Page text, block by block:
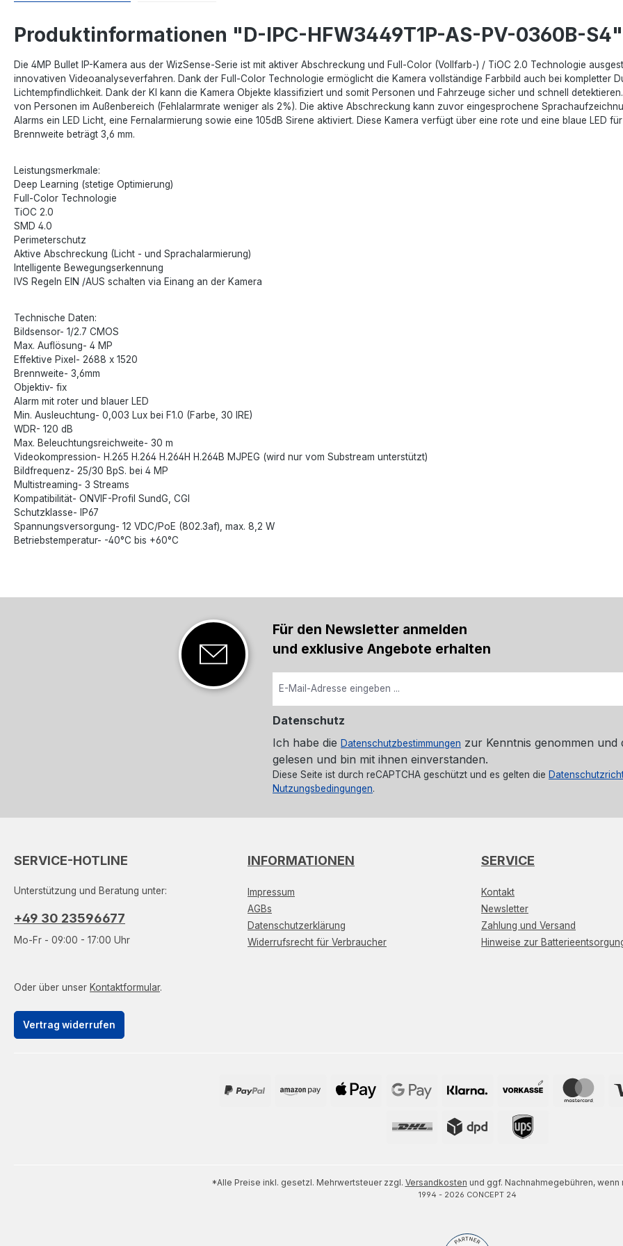
Produktinformationen "D-IPC-HFW3449T1P-AS-PV-0360B-S4"
Die 4MP Bullet IP-Kamera aus der WizSense-Serie ist mit aktiver Abschreckung und Full-Color (Vollfarb-) / TiOC 2.0 Technologie
innovativen Videoanalyseverfahren. Dank der Full-Color Technologie ermöglicht die Kamera vollständige Farbbild auch bei kompletter
Lichtempfindlichkeit. Dank der KI kann die Kamera Objekte klassifiziert und somit Personen und Fahrzeuge sicher und schnell
von Personen im Außenbereich (Fehlalarmrate weniger als 2%). Die aktive Abschreckung kann zuvor eingesprochene
Alarms ein LED Licht, eine Fernalarmierung sowie eine 105dB Sirene aktiviert. Diese Kamera verfügt über eine rote und eine blaue LED
Brennweite beträgt 3,6 mm.
Leistungsmerkmale:
Deep Learning (stetige Optimierung)
Full-Color Technologie
TiOC 2.0
SMD 4.0
Perimeterschutz
Aktive Abschreckung (Licht - und Sprachalarmierung)
Intelligente Bewegungserkennung
IVS Regeln EIN /AUS schalten via Einang an der Kamera
Technische Daten:
Bildsensor- 1/2.7 CMOS
Max. Auflösung- 4 MP
Effektive Pixel- 2688 x 1520
Brennweite- 3,6mm
Objektiv- fix
Alarm mit roter und blauer LED
Min. Ausleuchtung- 0,003 Lux bei F1.0 (Farbe, 30 IRE)
WDR- 120 dB
Max. Beleuchtungsreichweite- 30 m
Videokompression- H.265 H.264 H.264H H.264B MJPEG (wird nur vom Substream unterstützt)
Bildfrequenz- 25/30 BpS. bei 4 MP
Multistreaming- 3 Streams
Kompatibilität- ONVIF-Profil SundG, CGI
Schutzklasse- IP67
Spannungsversorgung- 12 VDC/PoE (802.3af), max. 8,2 W
Betriebstemperatur- -40°C bis +60°C
Für den Newsletter anmelden
und exklusive Angebote erhalten
Datenschutz
Ich habe die Datenschutzbestimmungen zur Kenntnis genommen und
gelesen und bin mit ihnen einverstanden.
Diese Seite ist durch reCAPTCHA geschützt und es gelten die
Nutzungsbedingungen.
SERVICE-HOTLINE
Unterstützung und Beratung unter:
+49 30 23596677
Mo-Fr - 09:00 - 17:00 Uhr
Oder über unser Kontaktformular.
Vertrag widerrufen
INFORMATIONEN
Impressum
AGBs
Datenschutzerklärung
Widerrufsrecht für Verbraucher
SERVICE
Kontakt
Newsletter
Zahlung und Versand
Hinweise zur
*Alle Preise inkl. gesetzl. Mehrwertsteuer zzgl. Versandkosten und ggf. Nachnahmegebühren,
1994 - 2026 CONCEPT 24